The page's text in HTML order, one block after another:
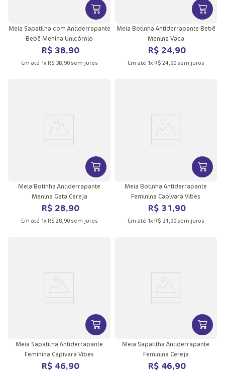
VER MAIS INFORMAÇÕES DO
Meia Sapatilha com Antiderrapante
Bebê Menina Unicórnio
R$ 38,90
Em até 1x R$ 38,90sem juros
VER
Meia Botinha Antiderrapante Bebê
Menina Vaca
R$ 24,90
Em até 1x R$ 24,90sem juros
VER MAIS INFORMAÇÕES DO
Meia Botinha Antiderrapante
Menina Gata Cereja
R$ 28,90
Em até 1x R$ 28,90sem juros
VER
Meia Botinha Antiderrapante
Feminina Capivara Vibes
R$ 31,90
Em até 1x R$ 31,90sem juros
VER MAIS INFORMAÇÕES DO
Meia Sapatilha Antiderrapante
Feminina Capivara Vibes
R$ 46,90
VER
Meia Sapatilha Antiderrapante
Feminina Cereja
R$ 46,90